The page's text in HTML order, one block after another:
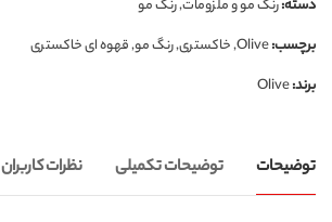
دسته:رنگ مو و ملزومات,رنگ مو
برچسب:Olive
,خاکستری,رنگ مو,قهوه ای خاکستری
برند:Olive
توضیحات توضیحات تکمیلی نظرات کاربران